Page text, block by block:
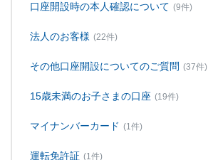
口座開設時の本人確認について (9件)
法人のお客様 (22件)
その他口座開設についてのご質問 (37件)
15歳未満のお子さまの口座 (19件)
マイナンバーカード (1件)
運転免許証 (1件)